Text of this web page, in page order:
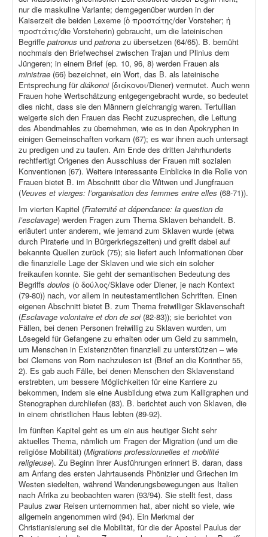
nur die maskuline Variante; demgegenüber wurden in der
Kaiserzeit die beiden Lexeme (ὁ προστάτης/der Vorsteher; ἡ
προστάτις/die Vorsteherin) gebraucht, um die lateinischen
Begriffe patronus und patrona zu übersetzen (64/65). B. bemüht
nochmals den Briefwechsel zwischen Trajan und Plinius dem
Jüngeren; in einem Brief (ep. 10, 96, 8) werden Frauen als
ministrae (66) bezeichnet, ein Wort, das B. als lateinische
Entsprechung fürdiákonoi (διάκονοι/Diener) vermutet. Auch wenn
Frauen hohe Wertschätzung entgegengebracht wurde, so bedeutet
dies nicht, dass sie den Männern gleichrangig waren. Tertullian
weigerte sich den Frauen das Recht zuzusprechen, die Leitung
des Abendmahles zu übernehmen, wie es in den Apokryphen in
einigen Gemeinschaften vorkam (67); es war ihnen auch untersagt
zu predigen und zu taufen. Am Ende des dritten Jahrhunderts
rechtfertigt Origenes den Ausschluss der Frauen mit sozialen
Konventionen (67). Weitere interessante Einblicke in die Rolle von
Frauen bietet B. im Abschnitt über die Witwen und Jungfrauen
(Veuves et vierges: l’organisation des femmes entre elles (68-71)).
Im vierten Kapitel (Fraternité et dépendance: la question de
l’esclavage) werden Fragen zum Thema Sklaven behandelt. B.
erläutert unter anderem, wie jemand zum Sklaven wurde (etwa
durch Piraterie und in Bürgerkriegszeiten) und greift dabei auf
bekannte Quellen zurück (75); sie liefert auch Informationen über
die finanzielle Lage der Sklaven und wie sich ein solcher
freikaufen konnte. Sie geht der semantischen Bedeutung des
Begriffs doulos (ὁ δούλος/Sklave oder Diener, je nach Kontext
(79-80)) nach, vor allem in neutestamentlichen Schriften. Einen
eigenen Abschnitt bietet B. zum Thema freiwilliger Sklavenschaft
(Esclavage volontaire et don de soi(82-83)); sie berichtet von
Fällen, bei denen Personen freiwillig zu Sklaven wurden, um
Lösegeld für Gefangene zu erhalten oder um Geld zu sammeln,
um Menschen in Existenznöten finanziell zu unterstützen – wie
bei Clemens von Rom nachzulesen ist (Brief an die Korinther 55,
2). Es gab auch Fälle, bei denen Menschen den Sklavenstand
erstrebten, um bessere Möglichkeiten für eine Karriere zu
bekommen, indem sie eine Ausbildung etwa zum Kalligraphen und
Stenographen durchliefen (83). B. berichtet auch von Sklaven, die
in einem christlichen Haus lebten (89-92).
Im fünften Kapitel geht es um ein aus heutiger Sicht sehr
aktuelles Thema, nämlich um Fragen der Migration (und um die
religiöse Mobilität) (Migrations professionnelles et mobilité
religieuse). Zu Beginn ihrer Ausführungen erinnert B. daran, dass
am Anfang des ersten Jahrtausends Phönizier und Griechen im
Westen siedelten, während Wanderungsbewegungen aus Italien
nach Afrika zu beobachten waren (93/94). Sie stellt fest, dass
Paulus zwar Reisen unternommen hat, aber nicht so viele, wie
allgemein angenommen wird (94). Ein Merkmal der
Christianisierung sei die Mobilität, für die der Apostel Paulus der